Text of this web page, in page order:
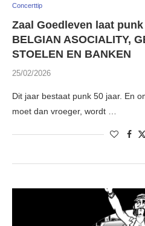
Concerttip
Zaal Goedleven laat
BELGIAN ASOCIALITY,
STOELEN EN BANKEN
25/02/2026
Dit jaar bestaat punk 50 jaar. En
moet dan vroeger, wordt …